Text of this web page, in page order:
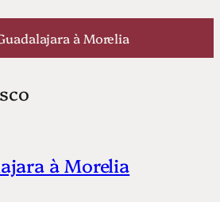
à Morelia
à Morelia